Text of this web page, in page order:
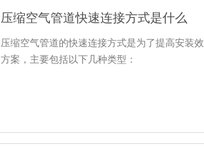
压缩空气管道快速连接方式是什么
压缩空气管道的快速连接方式是为了提高安装
方案，主要包括以下几种类型：